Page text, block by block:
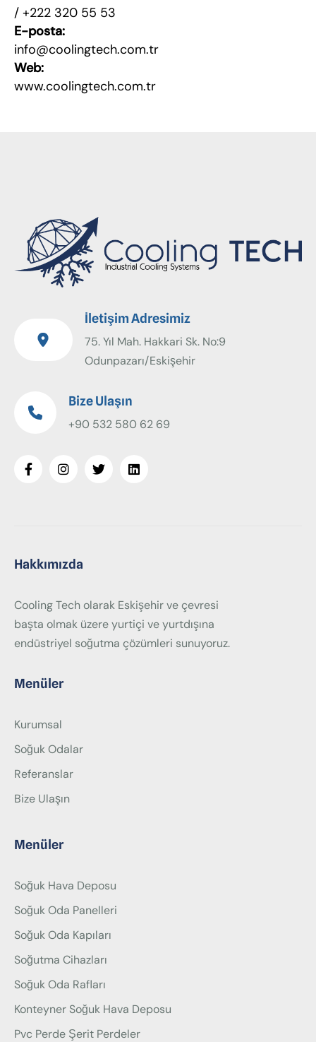
/ +222 320 55 53
E-posta:
info@coolingtech.com.tr
Web:
www.coolingtech.com.tr
İletişim Adresimiz
75. Yıl Mah. Hakkari Sk. No:9
Odunpazarı/Eskişehir
Bize Ulaşın
+90 532 580 62 69
Hakkımızda
Cooling Tech olarak Eskişehir ve çevresi
başta olmak üzere yurtiçi ve yurtdışına
endüstriyel soğutma çözümleri sunuyoruz.
Menüler
Kurumsal
Soğuk Odalar
Referanslar
Bize Ulaşın
Menüler
Soğuk Hava Deposu
Soğuk Oda Panelleri
Soğuk Oda Kapıları
Soğutma Cihazları
Soğuk Oda Rafları
Konteyner Soğuk Hava Deposu
Pvc Perde Şerit Perdeler